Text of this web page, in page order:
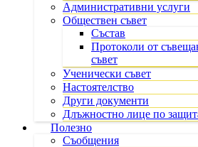
Административни услуги
Обществен съвет
Състав
Протоколи от
съвет
Ученически съвет
Настоятелство
Други документи
Длъжностно лице по
Полезно
Съобщения